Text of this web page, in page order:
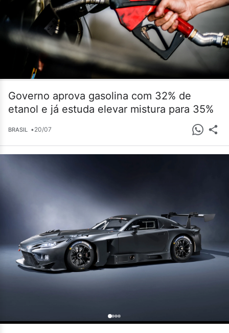
Governo aprova gasolina com 32% de
etanol e já estuda elevar mistura para 35%
BRASIL •20/07